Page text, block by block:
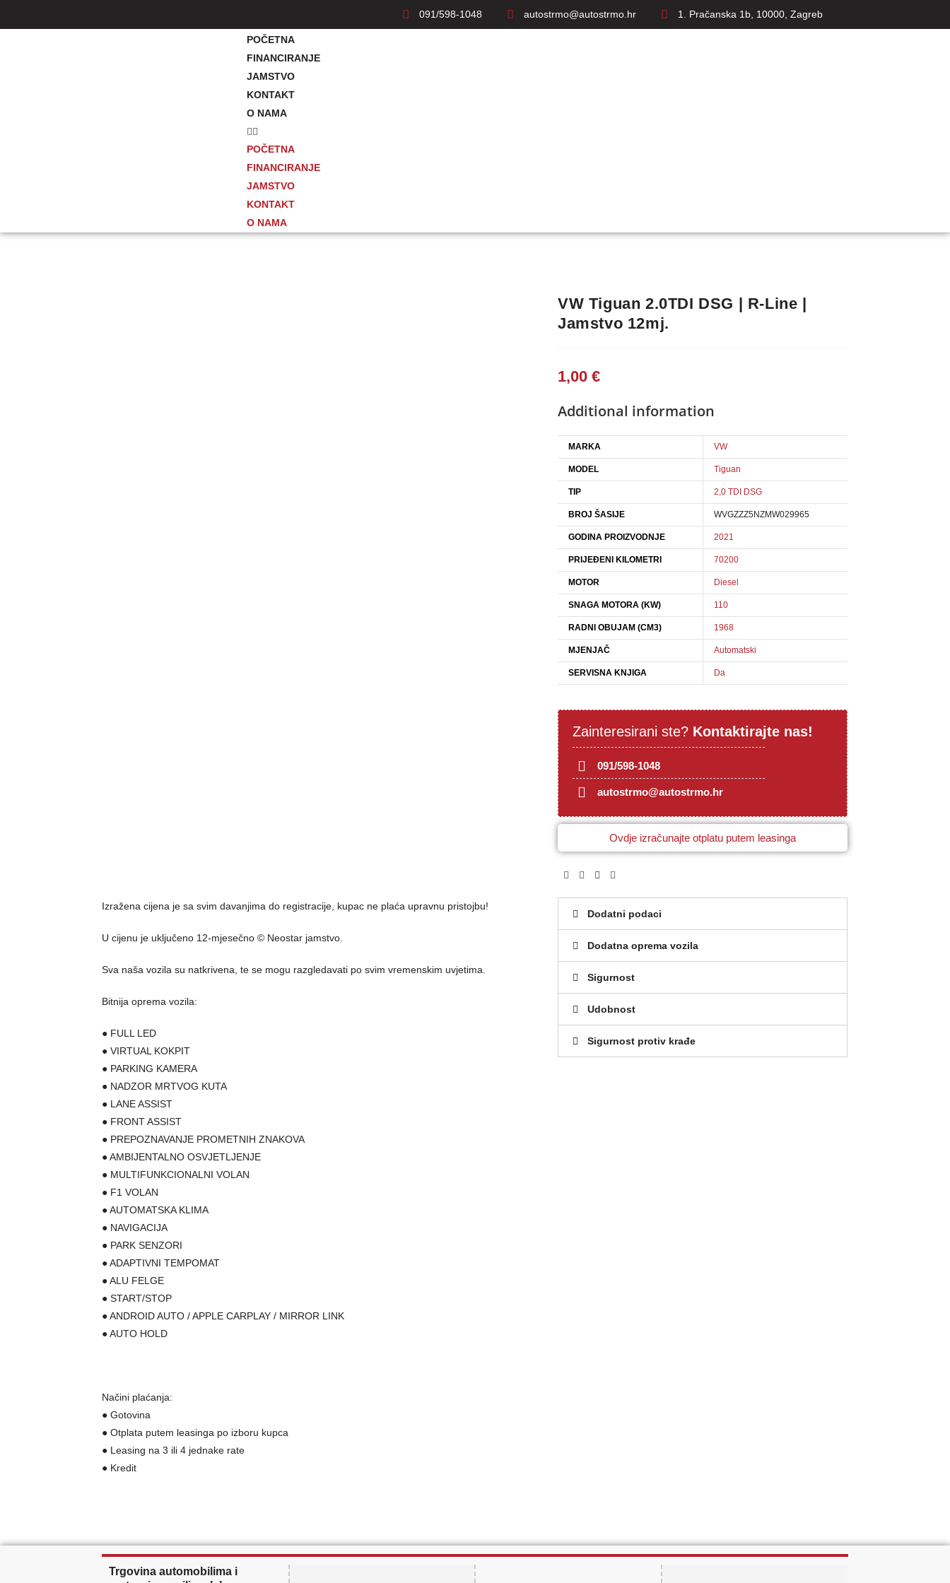
091/598-1048 autostrmo@autostrmo.hr 1. Pračanska 1b, 10000, Zagreb
POČETNA
FINANCIRANJE
JAMSTVO
KONTAKT
O NAMA
POČETNA
FINANCIRANJE
JAMSTVO
KONTAKT
O NAMA
VW Tiguan 2.0TDI DSG | R-Line |
Jamstvo 12mj.
1,00€
Additional information
MARKA VW
MODEL Tiguan
TIP 2,0 TDI DSG
BROJ ŠASIJE WVGZZZ5NZMW029965
GODINA PROIZVODNJE 2021
PRIJEĐENI KILOMETRI 70200
MOTOR Diesel
SNAGA MOTORA (KW) 110
RADNI OBUJAM (CM3) 1968
MJENJAČ Automatski
SERVISNA KNJIGA Da
Zainteresirani ste? Kontaktirajte nas!
091/598-1048
autostrmo@autostrmo.hr
Ovdje izračunajte otplatu putem leasinga
Izražena cijena je sa svim davanjima do registracije, kupac ne plaća upravnu pristojbu!
U cijenu je uključeno 12-mjesečno © Neostar jamstvo.
Sva naša vozila su natkrivena, te se mogu razgledavati po svim vremenskim uvjetima.
Bitnija oprema vozila:
● FULL LED
● VIRTUAL KOKPIT
● PARKING KAMERA
● NADZOR MRTVOG KUTA
● LANE ASSIST
● FRONT ASSIST
● PREPOZNAVANJE PROMETNIH ZNAKOVA
● AMBIJENTALNO OSVJETLJENJE
● MULTIFUNKCIONALNI VOLAN
● F1 VOLAN
● AUTOMATSKA KLIMA
● NAVIGACIJA
● PARK SENZORI
● ADAPTIVNI TEMPOMAT
● ALU FELGE
● START/STOP
● ANDROID AUTO / APPLE CARPLAY / MIRROR LINK
● AUTO HOLD
Načini plaćanja:
● Gotovina
● Otplata putem leasinga po izboru kupca
● Leasing na 3 ili 4 jednake rate
● Kredit
Dodatni podaci
Dodatna oprema vozila
Sigurnost
Udobnost
Sigurnost protiv krađe
Trgovina automobilima i